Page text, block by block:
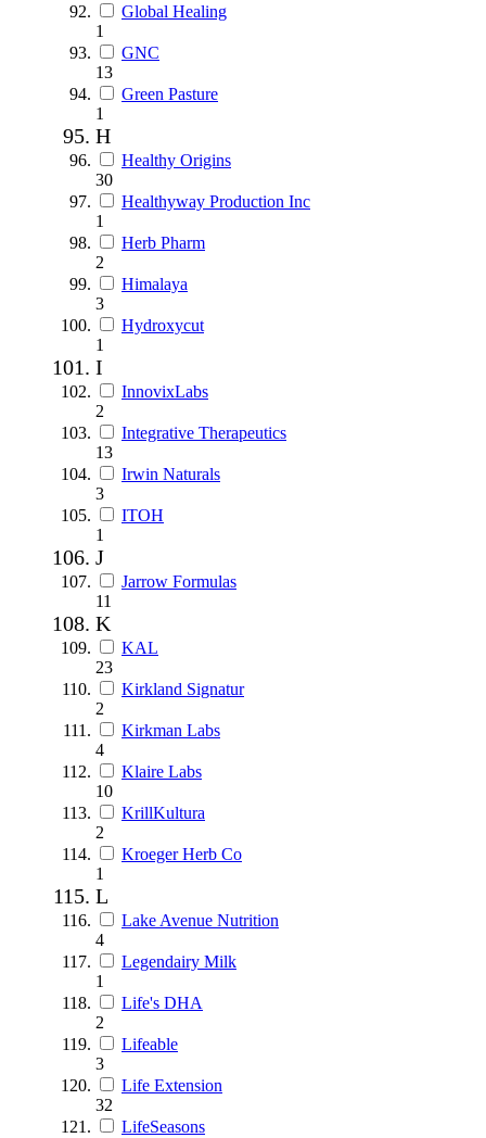
Global Healing
1
GNC
13
Green Pasture
1
H
Healthy Origins
30
Healthyway Production Inc
1
Herb Pharm
2
Himalaya
3
Hydroxycut
1
I
InnovixLabs
2
Integrative Therapeutics
13
Irwin Naturals
3
ITOH
1
J
Jarrow Formulas
11
K
KAL
23
Kirkland Signatur
2
Kirkman Labs
4
Klaire Labs
10
KrillKultura
2
Kroeger Herb Co
1
L
Lake Avenue Nutrition
4
Legendairy Milk
1
Life's DHA
2
Lifeable
3
Life Extension
32
LifeSeasons